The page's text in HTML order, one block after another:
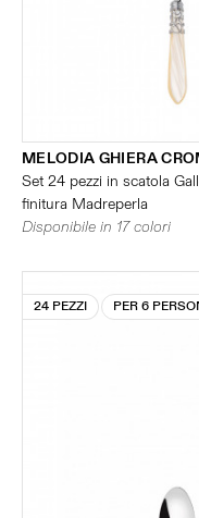
MELODIA GHIERA
Set 24 pezzi in scatola
finitura Madreperla
Disponibile in 17 colori
24 PEZZI PER 6